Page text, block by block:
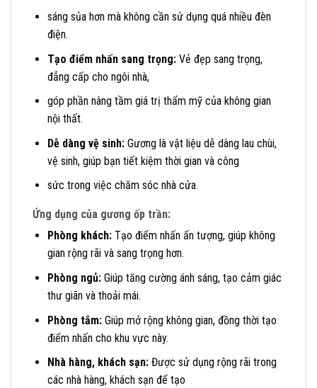
sáng sủa hơn mà không cần sử dụng quá nhiều đèn
điện.
Tạo điểm nhấn sang trọng:Vẻ đẹp sang trọng,
đẳng cấp cho ngôi nhà,
góp phần nâng tầm giá trị thẩm mỹ của không gian
nội thất.
Dễ dàng vệ sinh:Gương là vật liệu dễ dàng lau chùi,
vệ sinh, giúp bạn tiết kiệm thời gian và công
sức trong việc chăm sóc nhà cửa.
Ứng dụng của gương ốp trần:
Phòng khách:Tạo điểm nhấn ấn tượng, giúp không
gian rộng rãi và sang trọng hơn.
Phòng ngủ:Giúp tăng cường ánh sáng, tạo cảm giác
thư giãn và thoải mái.
Phòng tắm:Giúp mở rộng không gian, đồng thời tạo
điểm nhấn cho khu vực này.
Nhà hàng, khách sạn:Được sử dụng rộng rãi trong
các nhà hàng, khách sạn để tạo